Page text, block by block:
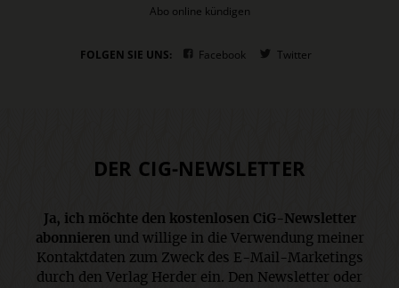
Abo online kündigen
FOLGEN SIE UNS: Facebook Twitter
DER CIG-NEWSLETTER
Ja, ich möchte den kostenlosen CiG-Newsletter
abonnieren und willige in die Verwendung meiner
Kontaktdaten zum Zweck des E-Mail-Marketings
durch den Verlag Herder ein. Den Newsletter oder